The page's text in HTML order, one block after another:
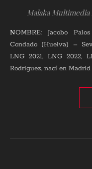
Malaka Multimedia
NOMBRE: Jacobo Palos Wey LOCALIDAD: La Palma del
Condado (Huelva) –
LNG 2021, LNG 2022,
Rodriguez, nací en Madrid